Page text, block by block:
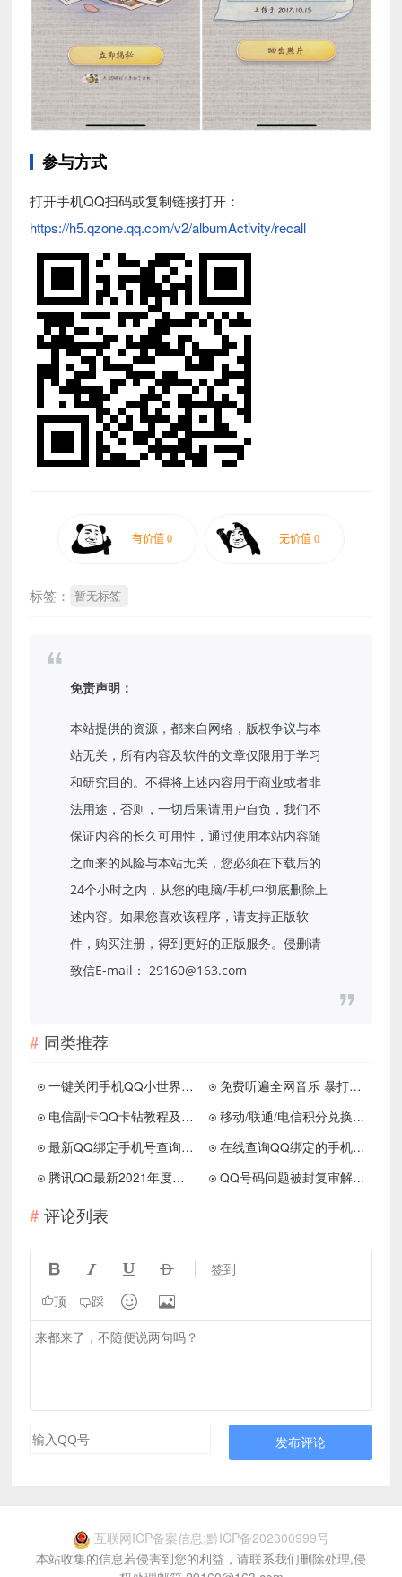
参与方式
打开手机QQ扫码或复制链接打开：
https://h5.qzone.qq.com/v2/albumActivity/recall
标签： 暂无标签
免责声明：
本站提供的资源，都来自网络，版权争议与本
站无关，所有内容及软件的文章仅限用于学习
和研究目的。不得将上述内容用于商业或者非
法用途，否则，一切后果请用户自负，我们不
保证内容的长久可用性，通过使用本站内容随
之而来的风险与本站无关，您必须在下载后的
24个小时之内，从您的电脑/手机中彻底删除上
述内容。如果您喜欢该程序，请支持正版软
件，购买注册，得到更好的正版服务。侵删请
致信E-mail： 29160@163.com
同类推荐
一键关闭手机QQ小世界功能 不显示栏目
免费听遍全网音乐 暴打某Q某易云
电信副卡QQ卡钻教程及卡钻最新地址
移动/联通/电信积分兑换话费短信代码
最新QQ绑定手机号查询 反查等功能
在线查询QQ绑定的手机号码 亲测秒查
腾讯QQ最新2021年度社交形象出炉！
QQ号码问题被封复审解封申请入口
评论列表
    签到
顶 踩  
发布评论
互联网ICP备案信息:黔ICP备202300999号
本站收集的信息若侵害到您的利益，请联系我们删除处理,侵